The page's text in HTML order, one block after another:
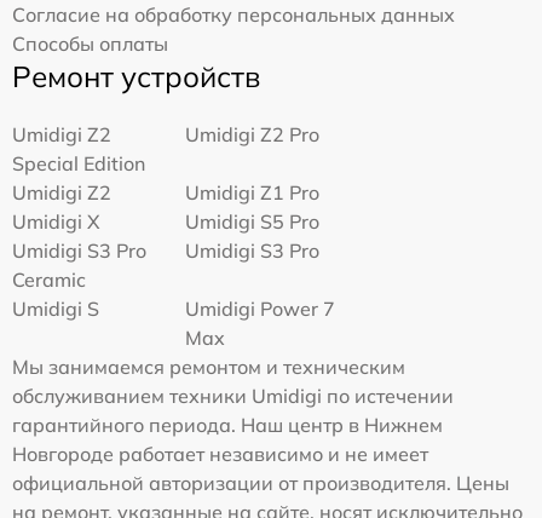
Согласие на обработку персональных данных
Способы оплаты
Ремонт устройств
Umidigi Z2
Special Edition
Umidigi Z2 Pro
Umidigi Z2
Umidigi Z1 Pro
Umidigi X
Umidigi S5 Pro
Umidigi S3 Pro
Ceramic
Umidigi S3 Pro
Umidigi S
Umidigi Power 7
Max
Мы занимаемся ремонтом и техническим
обслуживанием техники Umidigi по истечении
гарантийного периода. Наш центр в Нижнем
Новгороде работает независимо и не имеет
официальной авторизации от производителя. Цены
на ремонт, указанные на сайте, носят исключительно